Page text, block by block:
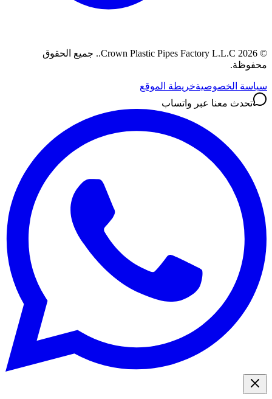
©
2026
Crown Plastic Pipes Factory L.L.C.
. جميع الحقوق
محفوظة.
سياسة الخصوصيةخريطة الموقع
تحدث معنا عبر واتساب